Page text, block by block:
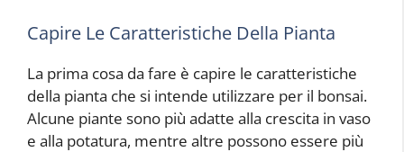
Capire Le Caratteristiche Della Pianta
La prima cosa da fare è capire le caratteristiche
della pianta che si intende utilizzare per il bonsai.
Alcune piante sono più adatte alla crescita in vaso
e alla potatura, mentre altre possono essere più